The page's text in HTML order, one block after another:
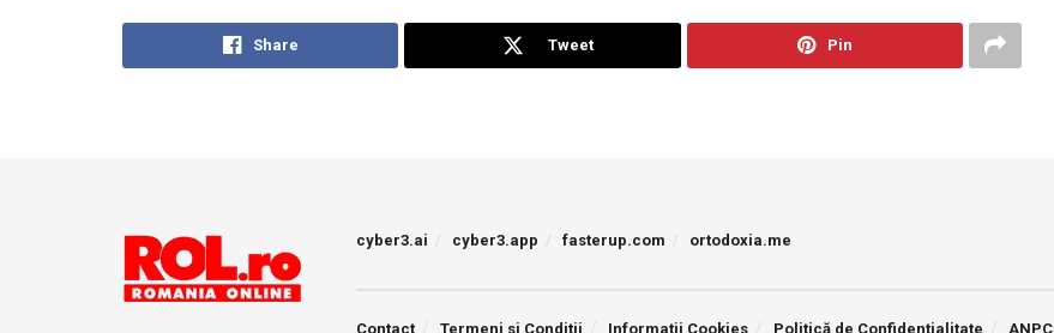
Share Tweet Pin
cyber3.ai cyber3.app fasterup.com ortodoxia.me
Contact Termeni si Conditii Informatii Cookies Politică de Confidențialitate ANPC